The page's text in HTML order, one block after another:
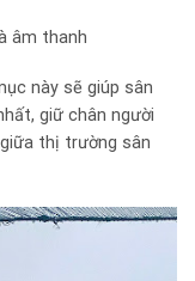
âm thanh
này sẽ giúp sân
giữ chân người
thị trường sân